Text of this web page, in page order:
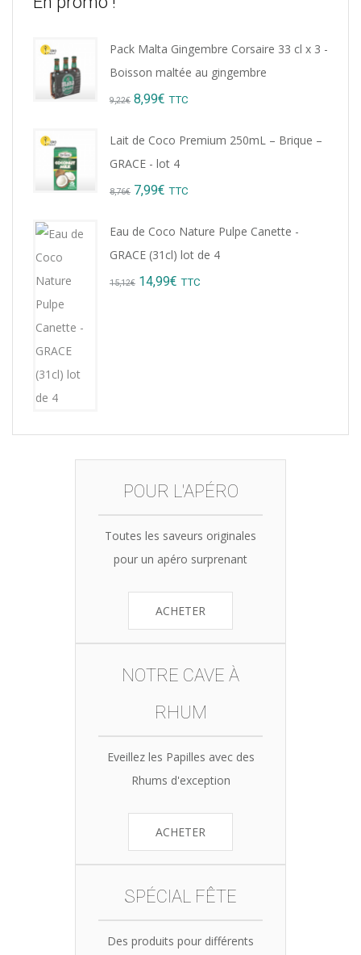
Pack Malta Gingembre Corsaire 33 cl x 3 -
Boisson maltée au gingembre
9,22€ Original
8,99€ Current
TTC
Lait de Coco Premium 250mL – Brique –
GRACE - lot 4
8,76€ Original
7,99€ Current
TTC
Eau de Coco Nature Pulpe Canette -
GRACE (31cl) lot de 4
15,12€ Original
14,99€ Current
TTC
POUR L'APÉRO
Toutes les saveurs originales
pour un apéro surprenant
ACHETER
NOTRE CAVE À
RHUM
Eveillez les Papilles avec des
Rhums d'exception
ACHETER
SPÉCIAL FÊTE
Des produits pour différents